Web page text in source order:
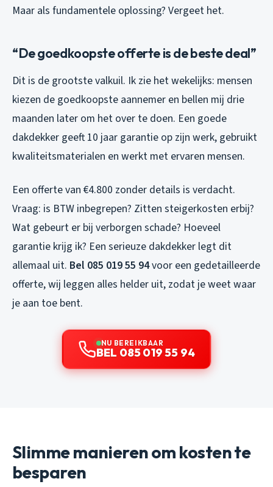
Maar als fundamentele oplossing? Vergeet het.
“De goedkoopste offerte is de beste deal”
Dit is de grootste valkuil. Ik zie het wekelijks: mensen
kiezen de goedkoopste aannemer en bellen mij drie
maanden later om het over te doen. Een goede
dakdekker geeft 10 jaar garantie op zijn werk, gebruikt
kwaliteitsmaterialen en werkt met ervaren mensen.
Een offerte van €4.800 zonder details is verdacht.
Vraag: is BTW inbegrepen? Zitten steigerkosten erbij?
Wat gebeurt er bij verborgen schade? Hoeveel
garantie krijg ik? Een serieuze dakdekker legt dit
allemaal uit. Bel 085 019 55 94voor een gedetailleerde
offerte, wij leggen alles helder uit, zodat je weet waar
je aan toe bent.
NU BEREIKBAAR
BEL 085 019 55 94
Slimme manieren om kosten te
besparen